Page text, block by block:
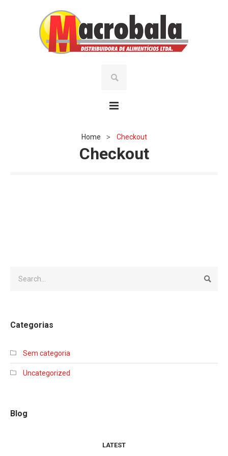
Home > Checkout
Checkout
Categorias
Sem categoria
Uncategorized
Blog
LATEST